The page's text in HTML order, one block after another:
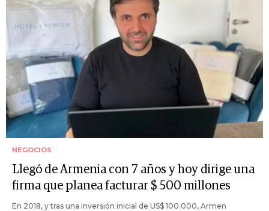
NEGOCIOS
Llegó de Armenia con 7 años y hoy dirige una
firma que planea facturar $ 500 millones
En 2018, y tras una inversión inicial de US$ 100.000, Armen